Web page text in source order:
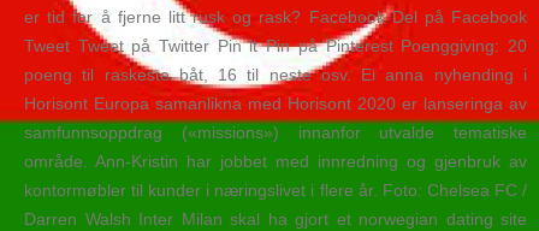
er tid for å fjerne litt rusk og rask? Facebook Del på Facebook
Tweet Tweet på Twitter Pin it Pin på Pinterest Poeng­giving: 20
poeng til raskeste båt, 16 til neste osv. Ei anna nyhending i
Horisont Europa samanlikna med Horisont 2020 er lanseringa av
samfunnsoppdrag («missions») innanfor utvalde tematiske
område. Ann-Kristin har jobbet med innredning og gjenbruk av
kontormøbler til kunder i næringslivet i flere år. Foto: Chelsea FC /
Darren Walsh Inter Milan skal ha gjort et norwegian dating site